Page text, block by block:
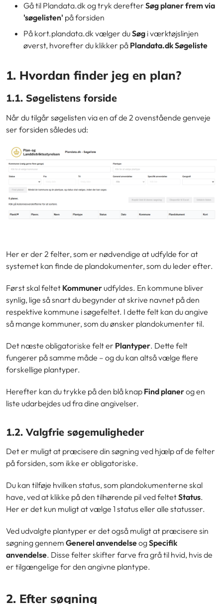
Gå til Plandata.dk og tryk derefter Søg planer frem via
'søgelisten' på forsiden
På kort.plandata.dk vælger duSøg i værktøjslinjen
øverst, hvorefter du klikker på Plandata.dk Søgeliste
1. Hvordan finder jeg en plan?
1.1. Søgelistens forside
Når du tilgår søgelisten via en af de 2 ovenstående genveje
ser forsiden således ud:
Her er der 2 felter, som er nødvendige at udfylde for at
systemet kan finde de plandokumenter, som du leder efter.
Først skal feltet Kommuner udfyldes. En kommune bliver
synlig, lige så snart du begynder at skrive navnet på den
respektive kommune i søgefeltet. I dette felt kan du angive
så mange kommuner, som du ønsker plandokumenter til.
Det næste obligatoriske felt er Plantyper. Dette felt
fungerer på samme måde – og du kan altså vælge flere
forskellige plantyper.
Herefter kan du trykke på den blå knap Find planerog en
liste udarbejdes ud fra dine angivelser.
1.2. Valgfrie søgemuligheder
Det er muligt at præcisere din søgning ved hjælp af de felter
på forsiden, som ikke er obligatoriske.
Du kan tilføje hvilken status, som plandokumenterne skal
have, ved at klikke på den tilhørende pil ved feltetStatus.
Her er det kun muligt at vælge 1 status eller alle statusser.
Ved udvalgte plantyper er det også muligt at præcisere sin
søgning gennem Generel anvendelseogSpecifik
anvendelse. Disse felter skifter farve fra grå til hvid, hvis de
er tilgængelige for den angivne plantype.
2. Efter søgning